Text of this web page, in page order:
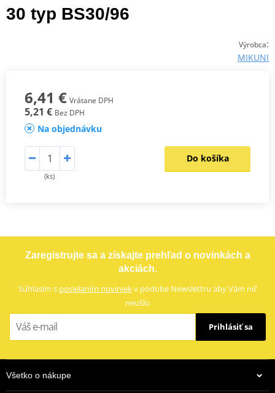
30 typ BS30/96
Výrobca:
MIKUNI
6,41 € Vrátane DPH
5,21 € Bez DPH
Na objednávku
(ks)
Do košíka
Zaregistrujte sa a získajte prehľad o novinkách a
akciách.
Súhlasím s posielaním noviniekv podobe Newslettru aby Vám nič
neušlo
Prihlásiť sa
Všetko o nákupe